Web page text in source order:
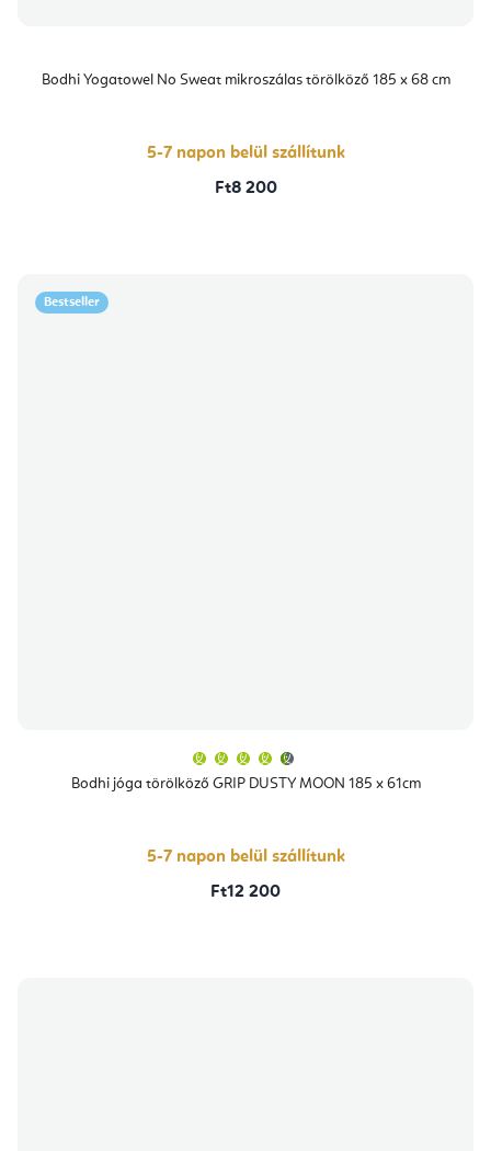
Bodhi Yogatowel No Sweat mikroszálas törölköző 185 x 68 cm
5-7 napon belül szállítunk
Ft8 200
Bestseller
Bodhi jóga törölköző GRIP DUSTY MOON 185 x 61cm
átlagos
értékelése
csillag.
5-7 napon belül szállítunk
Ft12 200